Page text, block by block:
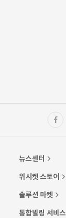
뉴스센터
위시켓 스토어
솔루션 마켓
통합빌링 서비스